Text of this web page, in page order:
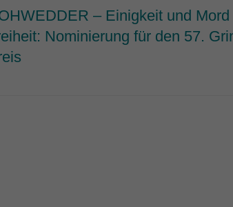
– Einigkeit und Mord
Nominierung für den 57.